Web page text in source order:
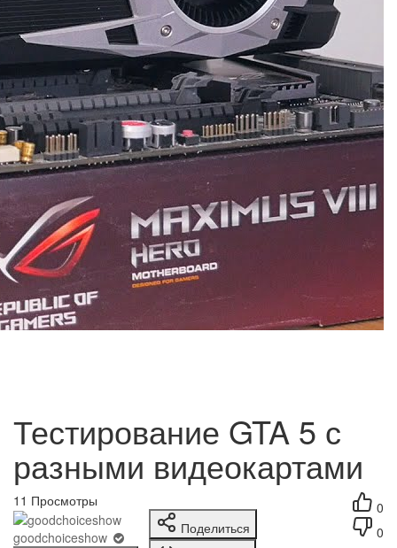
Тестирование GTA 5 с
разными видеокартами
0
0
11 Просмотры
goodchoiceshow
Поделиться